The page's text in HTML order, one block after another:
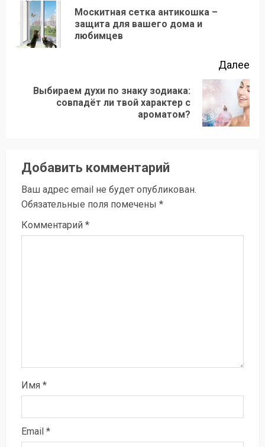
чтение
Москитная сетка антикошка –
защита для вашего дома и
любимцев
Далее
Следующая
Выбираем духи по знаку зодиака:
совпадёт ли твой характер с
ароматом?
Добавить комментарий
Ваш адрес email не будет опубликован.
Обязательные поля помечены *
Комментарий *
Имя *
Email *